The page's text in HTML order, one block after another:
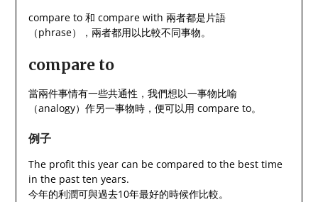
compare to 和 compare with 兩者都是片語
（phrase），兩者都用以比較不同事物。
compare to
當兩件事情有一些共通性，我們想以一事物比喻
（analogy）作另一事物時，便可以用 compare to。
例子
The profit this year can be compared to the best time
in the past ten years.
今年的利潤可與過去10年最好的時候作比較。